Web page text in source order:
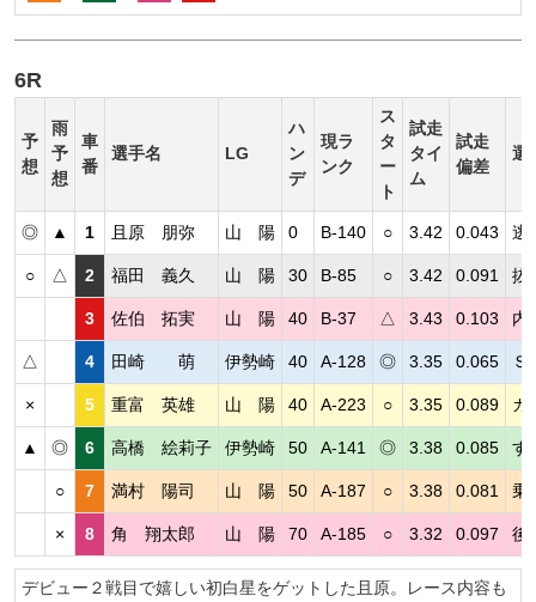
6R
予
想
雨
予
想
車
番
選手名 LG
ハ
ン
デ
現ラ
ンク
ス
タ
ー
ト
試走
タイ
ム
試走
偏差
選
◎ ▲ 1 且原 朋弥 山 陽 0 B-140 ○ 3.42 0.043 逃
○ △ 2 福田 義久 山 陽 30 B-85 ○ 3.42 0.091 抜
3 佐伯 拓実 山 陽 40 B-37 △ 3.43 0.103 内
△ 4 田崎 萌 伊勢崎 40 A-128 ◎ 3.35 0.065 Ｓ
× 5 重富 英雄 山 陽 40 A-223 ○ 3.35 0.089 カ
▲ ◎ 6 高橋 絵莉子 伊勢崎 50 A-141 ◎ 3.38 0.085 す
○ 7 満村 陽司 山 陽 50 A-187 ○ 3.38 0.081 乗
× 8 角 翔太郎 山 陽 70 A-185 ○ 3.32 0.097 後
デビュー２戦目で嬉しい初白星をゲットした且原。レース内容も